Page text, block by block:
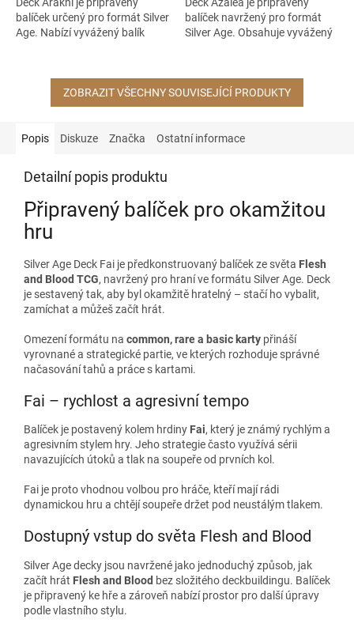
Deck Arakni je připravený
balíček určený pro formát Silver
Age. Nabízí vyvážený balík
Formát...
Deck Azalea je připravený
balíček navržený pro formát
Silver Age. Obsahuje vyvážený
ZOBRAZIT VŠECHNY SOUVISEJÍCÍ PRODUKTY
Popis Diskuze Značka Ostatní informace
Detailní popis produktu
Připravený balíček pro okamžitou
hru
Silver Age Deck Fai je předkonstruovaný balíček ze světa Flesh
and Blood TCG, navržený pro hraní ve formátu Silver Age. Deck
je sestavený tak, aby byl okamžitě hratelný – stačí ho vybalit,
zamíchat a můžeš začít hrát.
Omezení formátu na common, rare a basic karty přináší
vyrovnané a strategické partie, ve kterých rozhoduje správné
načasování tahů a práce s kartami.
Fai – rychlost a agresivní tempo
Balíček je postavený kolem hrdiny Fai, který je známý rychlým a
agresivním stylem hry. Jeho strategie často využívá sérii
navazujících útoků a tlak na soupeře od prvních kol.
Fai je proto vhodnou volbou pro hráče, kteří mají rádi
dynamickou hru a chtějí soupeře držet pod neustálým tlakem.
Dostupný vstup do světa Flesh and Blood
Silver Age decky jsou navržené jako jednoduchý způsob, jak
začít hrát Flesh and Blood bez složitého deckbuildingu. Balíček
je připravený ke hře a zároveň nabízí prostor pro další úpravy
podle vlastního stylu.